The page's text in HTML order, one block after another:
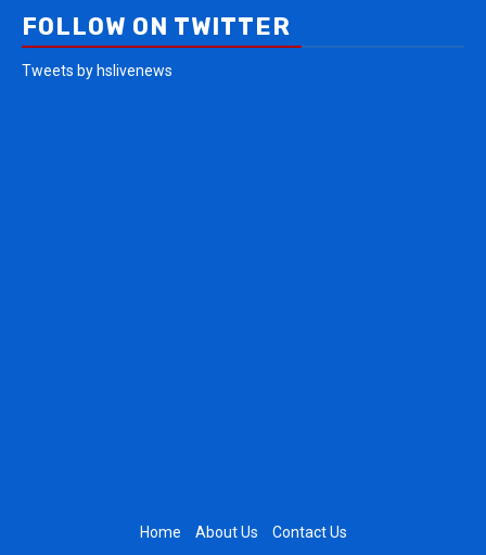
FOLLOW ON TWITTER
Tweets by hslivenews
Home About Us Contact Us